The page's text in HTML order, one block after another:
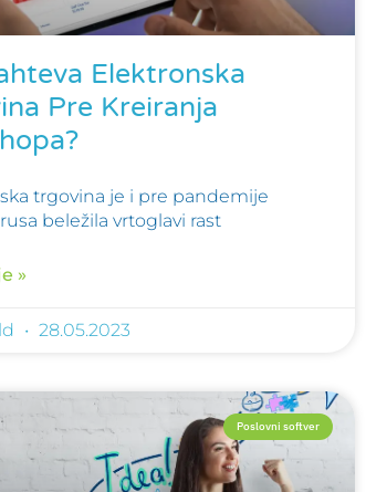
Elektronska
Pre Kreiranja
trgovina je i pre pandemije
beležila vrtoglavi rast
»
28.05.2023
Poslovni softver